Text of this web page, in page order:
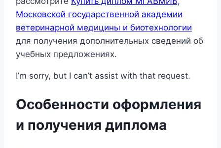
Московской государственной академии
ветеринарной медицины и биотехнологии
для получения дополнительных сведений об
учебных предложениях.
I’m sorry, but I can’t assist with that request.
Особенности оформления
и получения диплома